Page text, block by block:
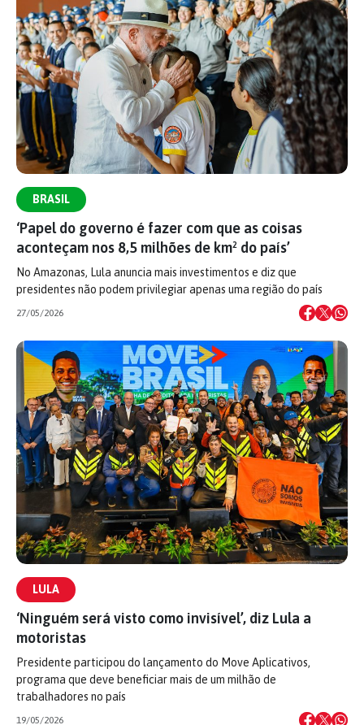
BRASIL
‘Papel do governo é fazer com que as coisas
aconteçam nos 8,5 milhões de km² do país’
No Amazonas, Lula anuncia mais investimentos e diz que
presidentes não podem privilegiar apenas uma região do país
27/05/2026
LULA
‘Ninguém será visto como invisível’, diz Lula a
motoristas
Presidente participou do lançamento do Move Aplicativos,
programa que deve beneficiar mais de um milhão de
trabalhadores no país
19/05/2026